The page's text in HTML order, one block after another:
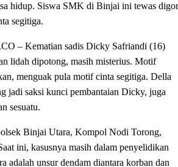
hidup. Siswa SMK di Binjai ini tewas
segitiga.
– Kematian sadis Dicky Safriandi (16)
lidah dipotong, masih misterius. Motif
menguak pula motif cinta segitiga. Della
jadi saksi kunci pembantaian Dicky, juga
sesuatu.
Binjai Utara, Kompol Nodi Torong,
ini, kasusnya masih dalam penyelidikan
adalah unsur dendam diantara korban dan